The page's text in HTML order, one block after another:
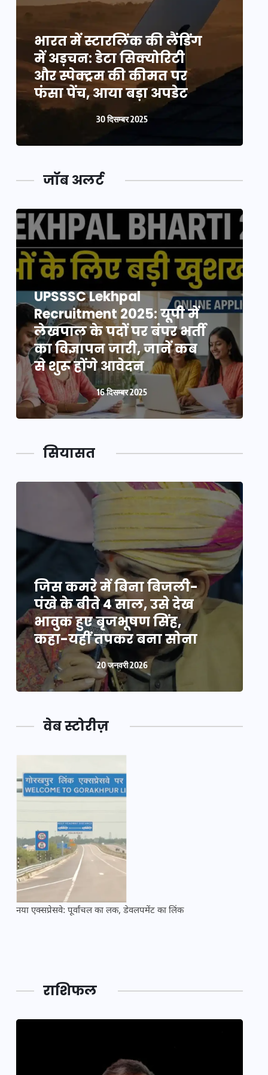
भारत में स्टारलिंक की लैंडिंग
में अड़चन: डेटा सिक्योरिटी
और स्पेक्ट्रम की कीमत पर
फंसा पेंच, आया बड़ा अपडेट
30 दिसम्बर 2025
जॉब अलर्ट
UPSSSC Lekhpal
Recruitment 2025: यूपी में
लेखपाल के पदों पर बंपर भर्ती
का विज्ञापन जारी, जानें कब
से शुरू होंगे आवेदन
16 दिसम्बर 2025
सियासत
जिस कमरे में बिना बिजली-
पंखे के बीते 4 साल, उसे देख
भावुक हुए बृजभूषण सिंह,
कहा-यहीं तपकर बना सोना
20 जनवरी 2026
वेब स्टोरीज़
नया एक्सप्रेसवे: पूर्वांचल का लक, डेवलपमेंट का लिंक
राशिफल